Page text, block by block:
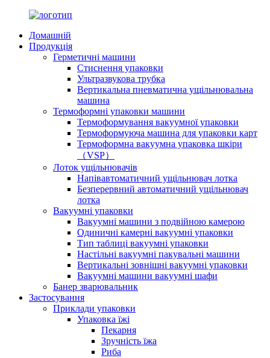
Домашній
Продукція
Герметичні машини
Стиснення упаковки
Ультразвукова трубка
Вертикальна пневматична ущільнювальна
машина
Термоформні упаковки машини
Термоформування вакуумної упаковки
Термоформуюча машина для упаковки карт
Термоформна вакуумна упаковка шкіри
（VSP）
Лоток ущільнювачів
Напівавтоматичний ущільнювач лотка
Безперервний автоматичний ущільнювач
лотка
Вакуумні упаковки
Вакуумні машини з подвійною камерою
Одиничні камерні вакуумні упаковки
Тип таблиці вакуумні упаковки
Настільні вакуумні пакувальні машини
Вертикальні зовнішні вакуумні упаковки
Вакуумні машини вакуумні шафи
Банер зварювальник
Застосування
Приклади упаковки
Упаковка їжі
Пекарня
Зручність їжа
Риба